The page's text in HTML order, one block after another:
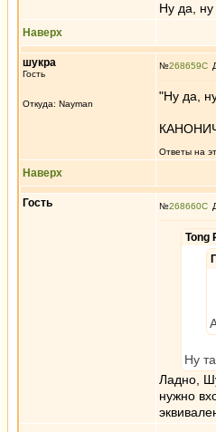
Ну да,
Наверх
шукра
Гость
Откуда: Nayman
№268659
"Ну да,
Ответы на
Наверх
Гость №268660
Tong
Ну
Ладно,
нужно